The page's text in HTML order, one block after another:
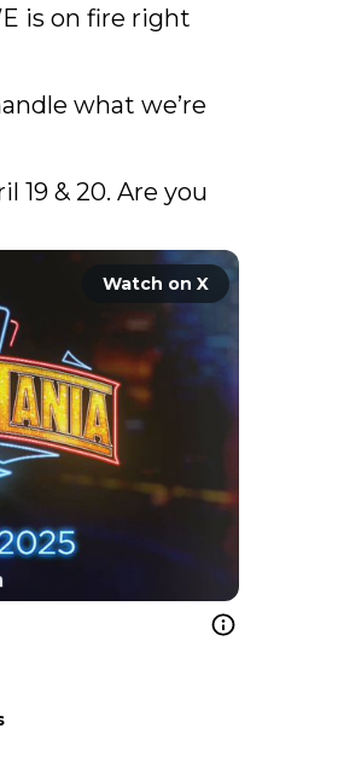
is on fire right
what we’re
19 & 20. Are you
Watch on X